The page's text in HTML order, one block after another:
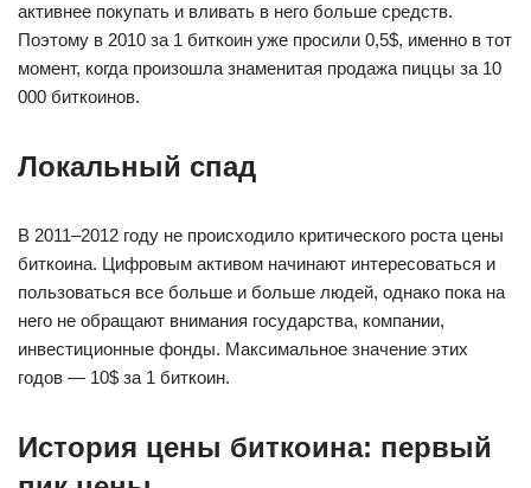
активнее покупать и вливать в него больше средств.
Поэтому в 2010 за 1 биткоин уже просили 0,5$, именно в тот
момент, когда произошла знаменитая продажа пиццы за 10
000 биткоинов.
Локальный спад
В 2011–2012 году не происходило критического роста цены
биткоина. Цифровым активом начинают интересоваться и
пользоваться все больше и больше людей, однако пока на
него не обращают внимания государства, компании,
инвестиционные фонды. Максимальное значение этих
годов — 10$ за 1 биткоин.
История цены биткоина: первый